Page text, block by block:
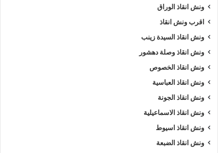
ونش انقاذ الوراق
اقرب ونش انقاذ
ونش انقاذ السيدة زينب
ونش انقاذ وصلة دهشور
ونش انقاذ الخصوص
ونش انقاذ العباسية
ونش انقاذ الجونة
ونش انقاذ الاسماعيلية
ونش انقاذ اسيوط
ونش انقاذ الضبعة